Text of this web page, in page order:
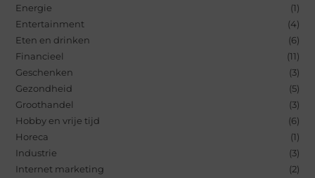
Energie
(1)
Entertainment
(4)
Eten en drinken
(6)
Financieel
(11)
Geschenken
(3)
Gezondheid
(5)
Groothandel
(3)
Hobby en vrije tijd
(6)
Horeca
(1)
Industrie
(3)
Internet marketing
(2)